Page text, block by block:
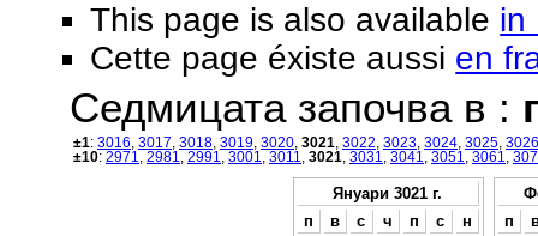
This page is also available in
Cette page éxiste aussi en
Седмицата започва в :
±1: 3016 3017 3018 3019 3020 3021 3022 3023 3024 3025 3026
±10: 2971 2981 2991 3001 3011 3021 3031 3041 3051 3061
Януари 3021 г.
п
в с ч п с
н
п